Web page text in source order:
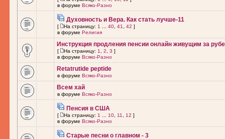
в форуме Всяко-Разно
Духовность и Вера. Как стать лучше-11
[ На страницу: 1 40 41 42 ]
в форуме Религия
Инструкция продления пенсии онлайн живущим за
[ На страницу: 1 2 3 ]
в форуме Всяко-Разно
Retatrutide peptide
в форуме Всяко-Разно
Всем хай
в форуме Всяко-Разно
Пенсия в США
[ На страницу: 1 10 11 12 ]
в форуме Всяко-Разно
Старые песни о главном - 3